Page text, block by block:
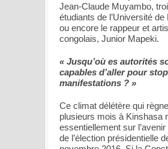
Jean-Claude Muyambo,
étudiants de l’Université de
ou encore le rappeur et
congolais, Junior Mapeki.
« Jusqu’où es autorités
capables d’aller pour
manifestations ? »
Ce climat délétère qui
plusieurs mois à Kinshasa
essentiellement sur
de l’élection présidentielle